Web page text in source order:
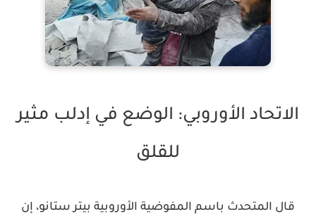
الاتحاد الأوروبي: الوضع في إدلب مثير
للقلق
قال المتحدث باسم المفوضية الأوروبية بيتر ستانو، إن